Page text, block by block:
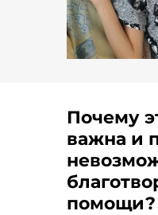
Почему
важна и
помощи?